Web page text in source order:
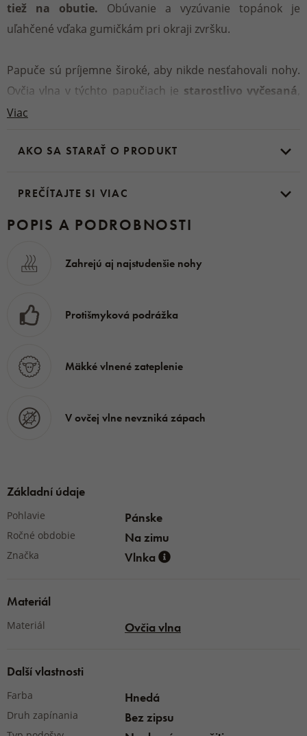
tiež na obutie. Obúvanie a vyzúvanie topánok je
uľahčené vďaka gumičkám pri okraji zvršku.
Papuče sú príjemne široké, aby nikde nesťahovali nohy.
Ovčia vlna v týchto papučiach je starostlivo vyčesaná
aby bola pekne hebká a viac nadýchaná. Navyše je
plne prejaviť svoje funkčné vlastnosti. Papuče majú
Viac
AKO SA STARAŤ O PRODUKT
PREČÍTAJTE SI VIAC
POPIS A PODROBNOSTI
Zahrejú aj najstudenšie nohy
Protišmyková podrážka
Mäkké vlnené zateplenie
V ovčej vlne nevzniká zápach
Základní údaje
Pohlavie Pánske
Ročné obdobie Na zimu
Značka Vlnka
Materiál
Materiál Ovčia vlna
Další vlastnosti
Farba Hnedá
Druh zapínania Bez zipsu